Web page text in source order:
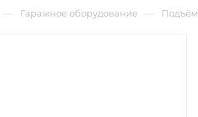
— Гаражное оборудование —